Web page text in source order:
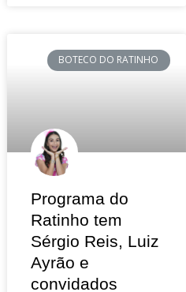
BOTECO DO RATINHO
Programa do
Ratinho tem
Sérgio Reis, Luiz
Ayrão e
convidados